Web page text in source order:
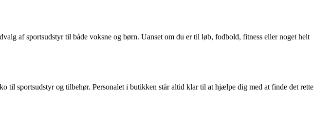
af sportsudstyr til både voksne og børn. Uanset om du er til løb, fodbold, fitness eller noget helt
til sportsudstyr og tilbehør. Personalet i butikken står altid klar til at hjælpe dig med at finde det rette